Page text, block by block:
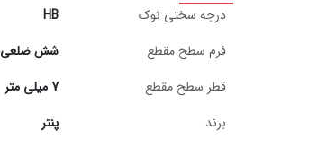
درجه سختی نوک
HB
فرم سطح مقطع
شش ضلعی
قطر سطح مقطع
7 میلی متر
برند
پنتر